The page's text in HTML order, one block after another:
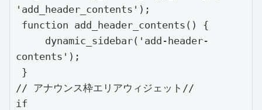
'add_header_contents');
contents');
// アナウンス枠エリアウィジェット//
if